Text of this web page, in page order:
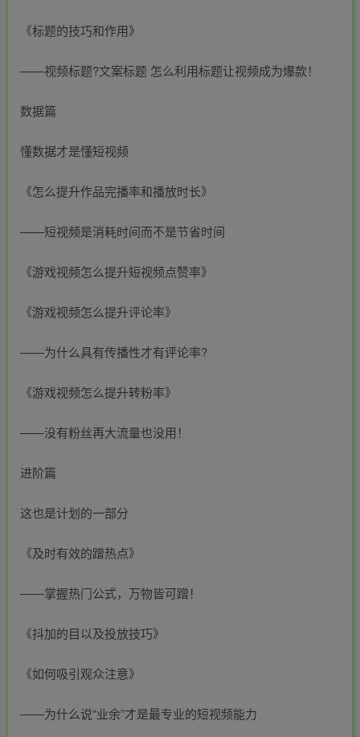
《标题的技巧和作用》
——视频标题?文案标题 怎么利用标题让视频成为爆款！
数据篇
懂数据才是懂短视频
《怎么提升作品完播率和播放时长》
——短视频是消耗时间而不是节省时间
《游戏视频怎么提升短视频点赞率》
《游戏视频怎么提升评论率》
——为什么具有传播性才有评论率?
《游戏视频怎么提升转粉率》
——没有粉丝再大流量也没用！
进阶篇
这也是计划的一部分
《及时有效的蹭热点》
——掌握热门公式，万物皆可蹭！
《抖加的目以及投放技巧》
《如何吸引观众注意》
——为什么说“业余”才是最专业的短视频能力